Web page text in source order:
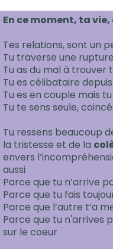
En ce moment, ta
Tes relations, sont un
Tu traverse une rupture
Tu as du mal à trouver
Tu es célibataire
Tu es en couple mais
Tu te sens seule,
Tu ressens beaucoup
la tristesse et de la
envers
aussi
Parce que tu n’arrive
Parce que tu fais
Parce que l’autre t’a
Parce que tu n'arrives
sur le coeur